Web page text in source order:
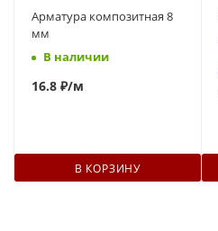
Арматура композитная 8
мм
В наличии
16.8 ₽/м
В КОРЗИНУ